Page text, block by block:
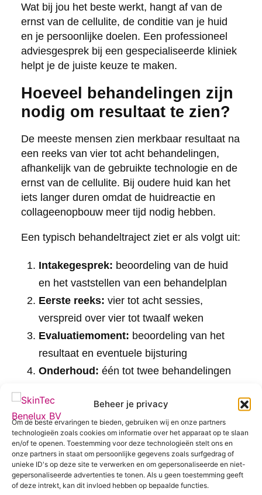
Beheer je privacy
Om de beste ervaringen te bieden, gebruiken wij en onze partners
technologieën zoals cookies om informatie over het apparaat op te slaan
en/of te openen. Toestemming voor deze technologieën stelt ons en
onze partners in staat om persoonlijke gegevens zoals surfgedrag of
unieke ID's op deze site te verwerken en om gepersonaliseerde en niet-
gepersonaliseerde advertenties te tonen. Als u geen toestemming geeft
of deze intrekt, kan dit invloed hebben op bepaalde functies.
Wat bij jou het beste werkt, hangt af van de
ernst van de cellulite, de conditie van je huid
en je persoonlijke doelen. Een professioneel
adviesgesprek bij een gespecialiseerde kliniek
helpt je de juiste keuze te maken.
Hoeveel behandelingen zijn
nodig om resultaat te zien?
De meeste mensen zien merkbaar resultaat na
een reeks van vier tot acht behandelingen,
afhankelijk van de gebruikte technologie en de
ernst van de cellulite. Bij oudere huid kan het
iets langer duren omdat de huidreactie en
collageenopbouw meer tijd nodig hebben.
Een typisch behandeltraject ziet er als volgt uit:
Intakegesprek: beoordeling van de huid
en het vaststellen van een behandelplan
Eerste reeks: vier tot acht sessies,
verspreid over vier tot twaalf weken
Evaluatiemoment: beoordeling van het
resultaat en eventuele bijsturing
Onderhoud: één tot twee behandelingen
Geduld is hierbij belangrijk. Collageen heeft tijd
nodig om zich op te bouwen, dus het
eindresultaat is vaak pas zichtbaar enkele
weken na de laatste sessie. Consistentie in het
behandeltraject maakt een groot verschil voor
het uiteindelijke effect.